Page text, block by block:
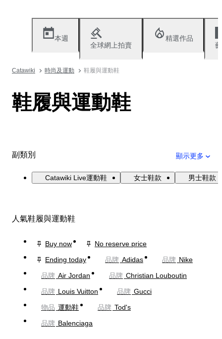
本週
全球網上拍賣
精選作品
Catawiki 時尚及運動 鞋履與運動鞋
鞋履與運動鞋
副類別 顯示更多
Catawiki Live運動鞋 女士鞋款 男士鞋款
人氣鞋履與運動鞋
Buy now
No reserve price
Ending today
品牌 Adidas 品牌 Nike
品牌 Air Jordan 品牌 Christian Louboutin
品牌 Louis Vuitton 品牌 Gucci
物品 運動鞋 品牌 Tod's
品牌 Balenciaga